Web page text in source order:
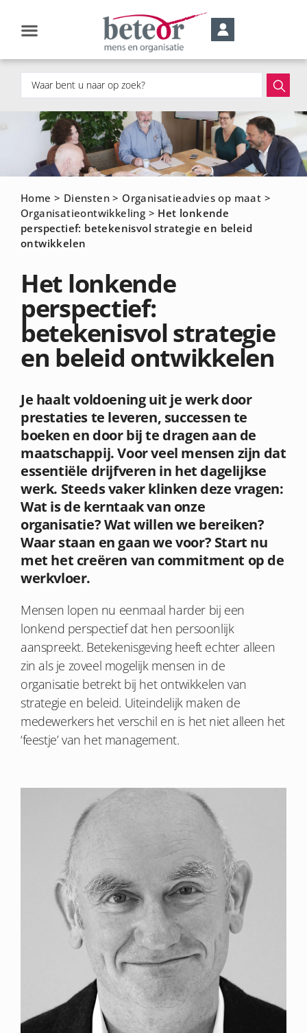
Home > Diensten > Organisatieadvies op maat >
Organisatieontwikkeling > Het lonkende
perspectief: betekenisvol strategie en beleid
ontwikkelen
Het lonkende
perspectief:
betekenisvol strategie
en beleid ontwikkelen
Je haalt voldoening uit je werk door
prestaties te leveren, successen te
boeken en door bij te dragen aan de
maatschappij. Voor veel mensen zijn dat
essentiële drijfveren in het dagelijkse
werk. Steeds vaker klinken deze vragen:
Wat is de kerntaak van onze
organisatie? Wat willen we bereiken?
Waar staan en gaan we voor? Start nu
met het creëren van commitment op de
werkvloer.
Mensen lopen nu eenmaal harder bij een
lonkend perspectief dat hen persoonlijk
aanspreekt. Betekenisgeving heeft echter alleen
zin als je zoveel mogelijk mensen in de
organisatie betrekt bij het ontwikkelen van
strategie en beleid. Uiteindelijk maken de
medewerkers het verschil en is het niet alleen het
‘feestje’ van het management.